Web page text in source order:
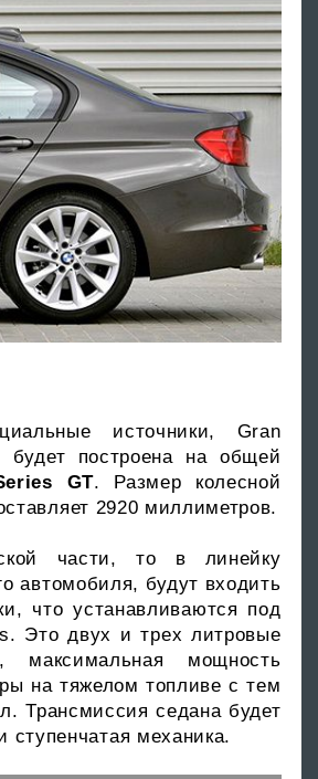
источники, Gran
будет построена на общей
GT. Размер колесной
2920 миллиметров.
части, то в линейку
автомобиля, будут входить
что устанавливаются под
Это двух и трех литровые
максимальная мощность
на тяжелом топливе с тем
Трансмиссия седана будет
ступенчатая механика.